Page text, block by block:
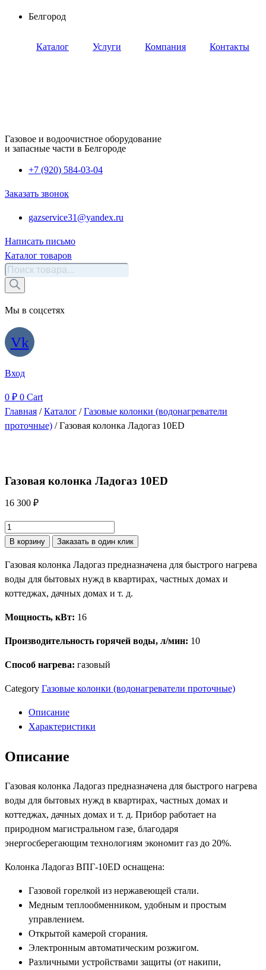
Перейти
содержимому
Белгород
Каталог Услуги Компания Контакты
Газовое и водоочистное оборудование
и запасные части в Белгороде
+7 (920) 584-03-04
Заказать звонок
gazservice31@yandex.ru
Написать письмо
Каталог товаров
Поиск
товаров
Мы в соцсетях
Vk
Вход
0 ₽ 0 Cart
Главная /Каталог /Газовые колонки (водонагреватели
проточные) / Газовая колонка Ладогаз 10ED
Газовая колонка Ладогаз 10ED
16 300 ₽
Количество
товара
колонка
Ладогаз
10ED
В корзину Заказать в один клик
Газовая колонка Ладогаз предназначена для быстрого нагрева
воды для бытовых нужд в квартирах, частных домах и
коттеджах, дачных домах и т. д.
Мощность, кВт: 16
Производительность горячей воды, л/мин: 10
Способ нагрева: газовый
Category Газовые колонки (водонагреватели проточные)
Описание
Характеристики
Описание
Газовая колонка Ладогаз предназначена для быстрого нагрева
воды для бытовых нужд в квартирах, частных домах и
коттеджах, дачных домах и т. д. Прибор работает на
природном магистральном газе, благодаря
энергосберегающим технологиям экономит газ до 20%.
Колонка Ладогаз ВПГ-10ED оснащена:
Газовой горелкой из нержавеющей стали.
Медным теплообменником, удобным и простым
управлением.
Открытой камерой сгорания.
Электронным автоматическим розжигом.
Различными устройствами защиты (от накипи,